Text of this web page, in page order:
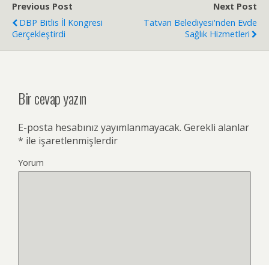
Previous Post
DBP Bitlis İl Kongresi
Gerçekleştirdi
Next Post
Tatvan Belediyesi'nden Evde
Sağlık Hizmetleri
Bir cevap yazın
E-posta hesabınız yayımlanmayacak. Gerekli alanlar
* ile işaretlenmişlerdir
Yorum